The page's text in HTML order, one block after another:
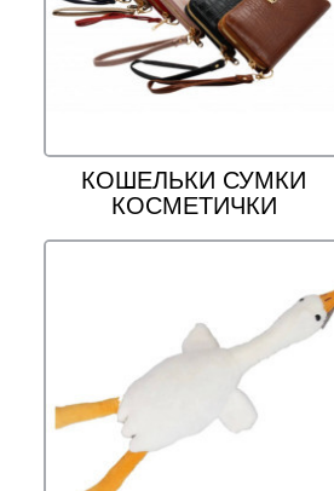
КОШЕЛЬКИ СУМКИ
КОСМЕТИЧКИ